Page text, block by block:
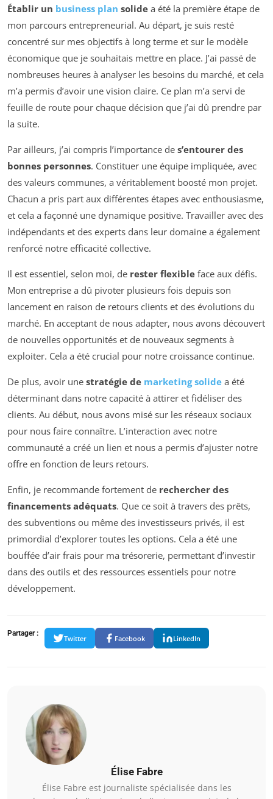
Établir un business plan solide a été la première étape de
mon parcours entrepreneurial. Au départ, je suis resté
concentré sur mes objectifs à long terme et sur le modèle
économique que je souhaitais mettre en place. J’ai passé de
nombreuses heures à analyser les besoins du marché, et cela
m’a permis d’avoir une vision claire. Ce plan m’a servi de
feuille de route pour chaque décision que j’ai dû prendre par
la suite.
Par ailleurs, j’ai compris l’importance de s’entourer des
bonnes personnes. Constituer une équipe impliquée, avec
des valeurs communes, a véritablement boosté mon projet.
Chacun a pris part aux différentes étapes avec enthousiasme,
et cela a façonné une dynamique positive. Travailler avec des
indépendants et des experts dans leur domaine a également
renforcé notre efficacité collective.
Il est essentiel, selon moi, de rester flexible face aux défis.
Mon entreprise a dû pivoter plusieurs fois depuis son
lancement en raison de retours clients et des évolutions du
marché. En acceptant de nous adapter, nous avons découvert
de nouvelles opportunités et de nouveaux segments à
exploiter. Cela a été crucial pour notre croissance continue.
De plus, avoir une stratégie de marketing solide a été
déterminant dans notre capacité à attirer et fidéliser des
clients. Au début, nous avons misé sur les réseaux sociaux
pour nous faire connaître. L’interaction avec notre
communauté a créé un lien et nous a permis d’ajuster notre
offre en fonction de leurs retours.
Enfin, je recommande fortement de rechercher des
financements adéquats. Que ce soit à travers des prêts,
des subventions ou même des investisseurs privés, il est
primordial d’explorer toutes les options. Cela a été une
bouffée d’air frais pour ma trésorerie, permettant d’investir
dans des outils et des ressources essentiels pour notre
développement.
Partager :
Twitter Facebook LinkedIn
Élise Fabre
Élise Fabre est journaliste spécialisée dans les